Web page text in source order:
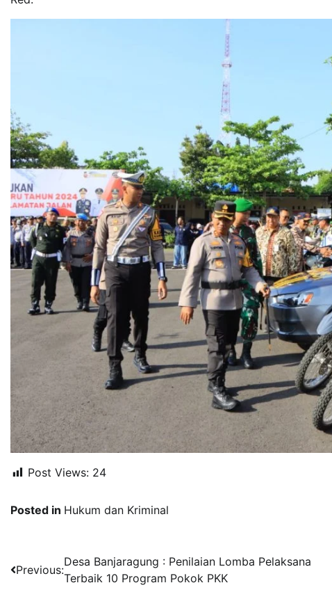
Post Views: 24
Posted in Hukum dan Kriminal
Navigasi
Previous:
Desa Banjaragung : Penilaian Lomba Pelaksana
Terbaik 10 Program Pokok PKK